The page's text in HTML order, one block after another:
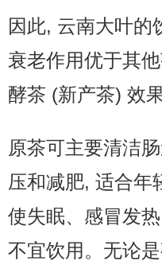
因此, 云南大叶的
衰老作用优于其
酵茶 (新产茶) 效
原茶可主要清洁
压和减肥, 适合年
使失眠、感冒发
不宜饮用。无论